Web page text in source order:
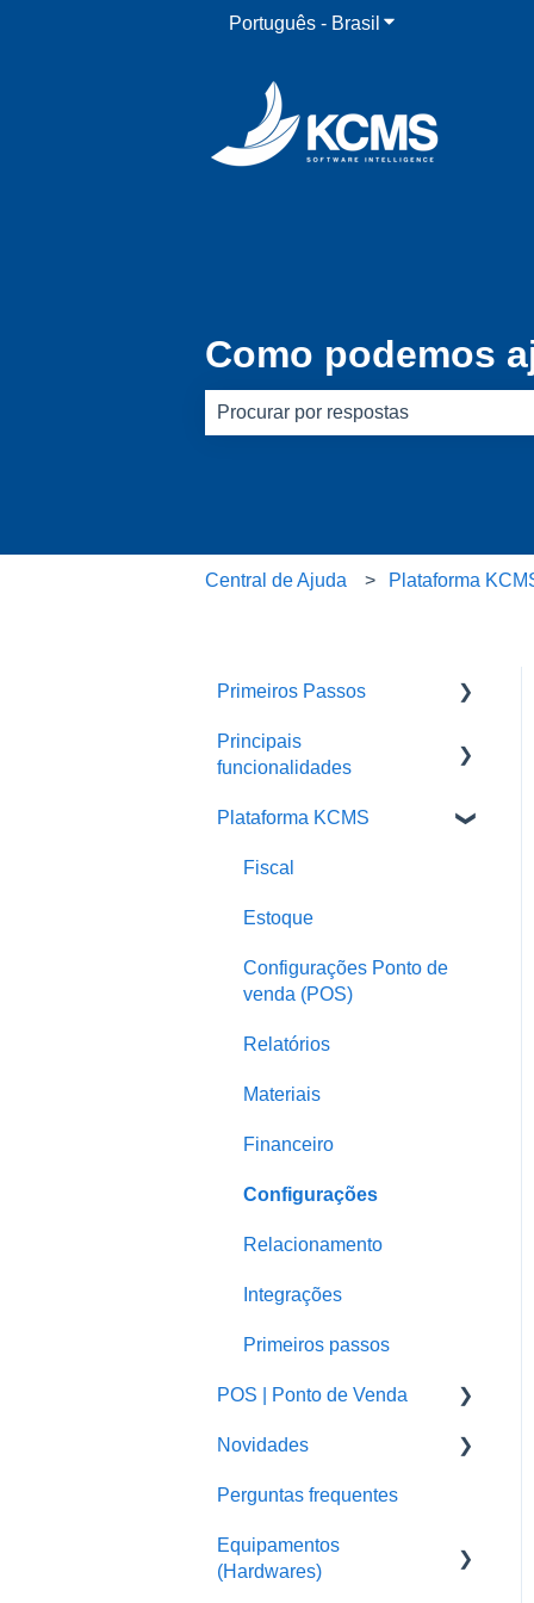
Português - Brasil Mostrar submenu
Como podemos
Central de Ajuda Plataforma
Primeiros Passos
Treinamentos em Vídeo
QR code ou Delivery
Perguntas frequentes
Principais
funcionalidades
Integrações
Delivery
Comanda e mesa
Plataforma KCMS
Fiscal
Estoque
Configurações Ponto de
venda (POS)
Relatórios
Materiais
Financeiro
Configurações
Relacionamento
Integrações
Primeiros passos
POS | Ponto de Venda
POS - Outros assuntos e
Computadores e
Notebooks
Novidades
Sistema em Nuvem
POS
Perguntas frequentes
Equipamentos
(Hardwares)